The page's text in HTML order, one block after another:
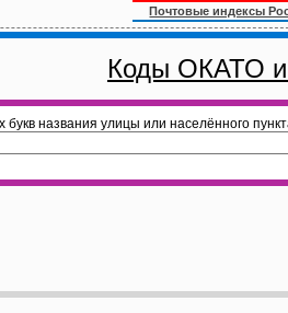
Почтовые индексы
Коды ОКАТО
букв названия улицы или населённого